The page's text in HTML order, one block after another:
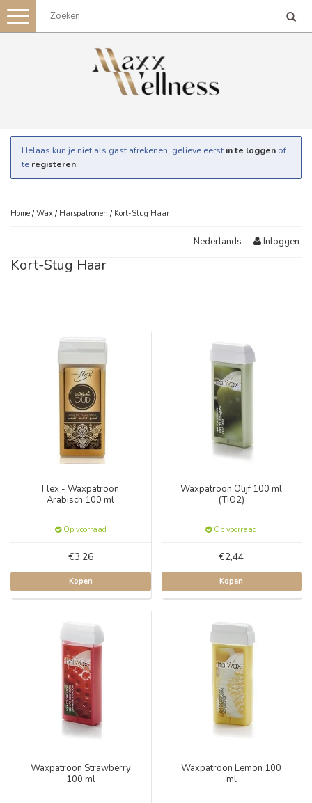
Toggle
navigation
Helaas kun je niet als gast afrekenen, gelieve eerst in te loggen of
te registeren.
Home /Wax / Harspatronen / Kort-Stug Haar
Nederlands Inloggen
Kort-Stug Haar
Flex - Waxpatroon
Arabisch 100 ml
Op voorraad
€3,26
Kopen
Waxpatroon Olijf 100 ml
(TiO2)
Op voorraad
€2,44
Kopen
Waxpatroon Strawberry
100 ml
Waxpatroon Lemon 100
ml